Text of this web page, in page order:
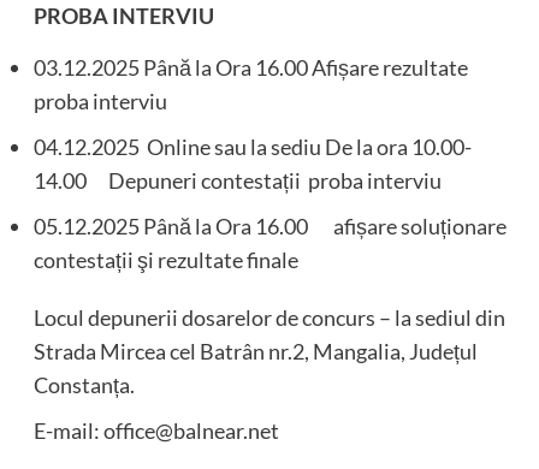
PROBA INTERVIU
03.12.2025 Până la Ora 16.00 Afișare rezultate
proba interviu
04.12.2025 Online sau la sediu De la ora 10.00-
14.00 Depuneri contestații proba interviu
05.12.2025 Până la Ora 16.00 afișare soluționare
contestații şi rezultate finale
Locul depunerii dosarelor de concurs – la sediul din
Strada Mircea cel Batrân nr.2, Mangalia, Județul
Constanța.
E-mail: office@balnear.net